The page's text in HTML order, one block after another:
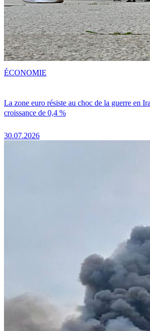
La zone euro résiste au choc de la guerre en
croissance de 0,4 %
30.07.2026
ÉCONOMIE